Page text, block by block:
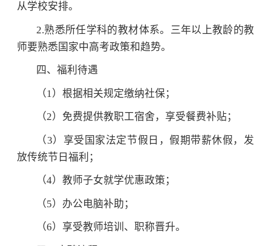
从学校安排。
2.熟悉所任学科的教材体系。三年以上教龄的教
师要熟悉国家中高考政策和趋势。
四、福利待遇
（1）根据相关规定缴纳社保；
（2）免费提供教职工宿舍，享受餐费补贴；
（3）享受国家法定节假日，假期带薪休假，发
放传统节日福利；
（4）教师子女就学优惠政策；
（5）办公电脑补助；
（6）享受教师培训、职称晋升。